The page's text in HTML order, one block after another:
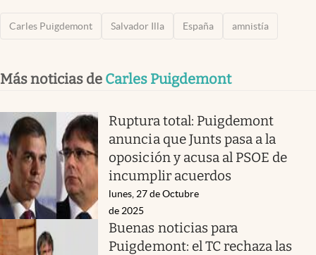
Carles Puigdemont Salvador Illa España amnistía
Más noticias de Carles Puigdemont
Ruptura total: Puigdemont
anuncia que Junts pasa a la
oposición y acusa al PSOE de
incumplir acuerdos
lunes, 27 de Octubre
de 2025
Buenas noticias para
Puigdemont: el TC rechaza las